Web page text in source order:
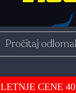
Pročitaj
LETNJE CENE